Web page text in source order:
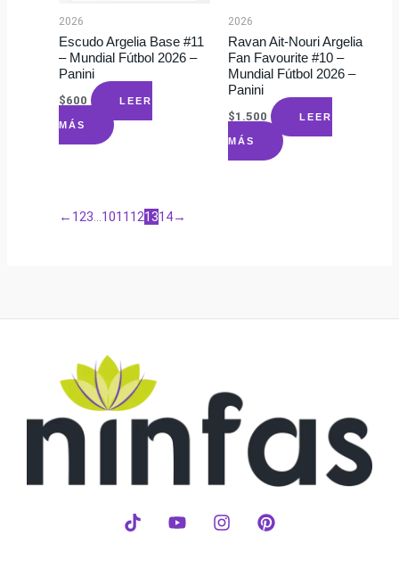
2026
Escudo Argelia Base #11
– Mundial Fútbol 2026 –
Panini
$600 LEER
MÁS
2026
Ravan Ait-Nouri Argelia
Fan Favourite #10 –
Mundial Fútbol 2026 –
Panini
$1.500 LEER
MÁS
← 123…1011 121314→